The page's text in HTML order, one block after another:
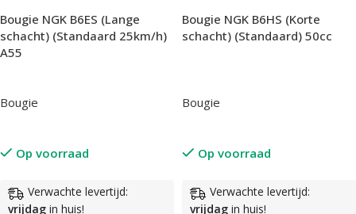
Bougie NGK B6ES (Lange
schacht) (Standaard 25km/h)
A55
Bougie
Op voorraad
Verwachte levertijd:
vrijdag in huis!
Bougie NGK B6HS (Korte
schacht) (Standaard) 50cc
Bougie
Op voorraad
Verwachte levertijd:
vrijdag in huis!